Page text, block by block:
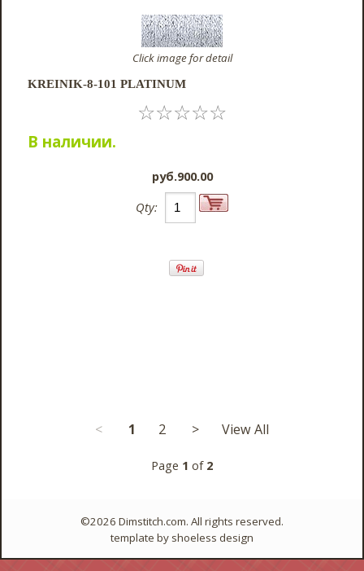
Click image for detail
KREINIK-8-101 PLATINUM
☆☆☆☆☆
В наличии.
pyб.900.00
Qty:
< 1 2 > View All
Page 1 of 2
©2026 Dimstitch.com. All rights reserved.
template by shoeless design